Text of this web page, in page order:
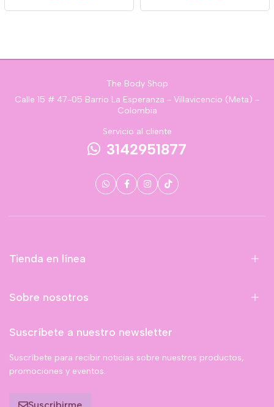
The Body Shop
Calle 15 # 47-05 Barrio La Esperanza - Villavicencio (Meta) -
Colombia
Servicio al cliente
3142951877
Tienda en línea
Sobre nosotros
Suscríbete a nuestro newsletter
Suscríbete para recibir noticias sobre nuestros productos,
promociones y eventos.
Suscribirme